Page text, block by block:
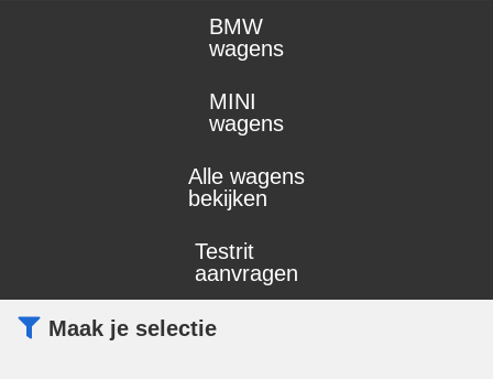
BMW
wagens
MINI
wagens
Alle wagens
bekijken
Testrit
aanvragen
Maak je selectie